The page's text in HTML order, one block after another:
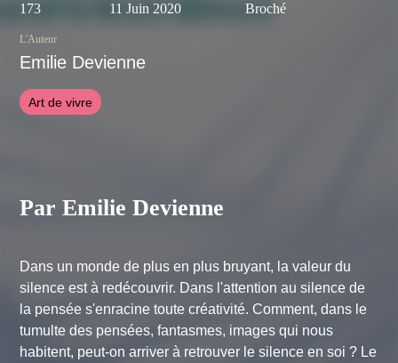
173 11 Juin 2020 Broché
L'Auteur
Emilie Devienne
Art de vivre
Par Emilie Devienne
Dans un monde de plus en plus bruyant, la valeur du
silence est à redécouvrir. Dans l'attention au silence de
la pensée s'enracine toute créativité. Comment, dans le
tumulte des pensées, fantasmes, images qui nous
habitent, peut-on arriver à retrouver le silence en soi ? Le